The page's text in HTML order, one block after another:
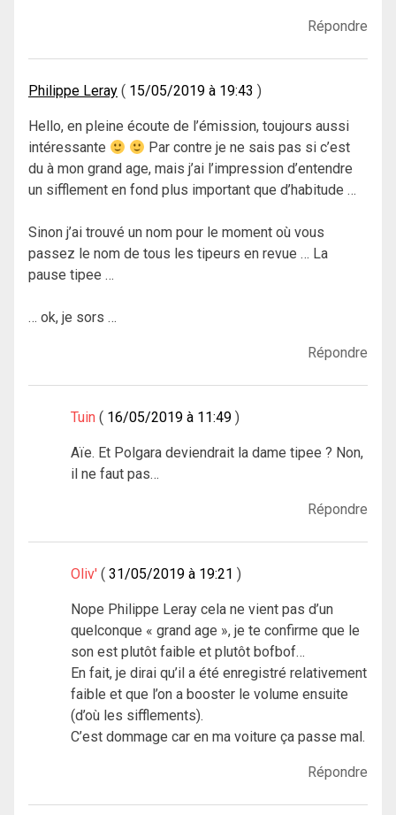
Répondre
Philippe Leray 15/05/2019 à 19:43
Hello, en pleine écoute de l’émission, toujours aussi
intéressante
Par contre je ne sais pas si c’est
du à mon grand age, mais j’ai l’impression d’entendre
un sifflement en fond plus important que d’habitude …
Sinon j’ai trouvé un nom pour le moment où vous
passez le nom de tous les tipeurs en revue … La
pause tipee …
… ok, je sors …
Répondre
Tuin 16/05/2019 à 11:49
Aïe. Et Polgara deviendrait la dame tipee ? Non,
il ne faut pas…
Répondre
Oliv' 31/05/2019 à 19:21
Nope Philippe Leray cela ne vient pas d’un
quelconque « grand age », je te confirme que le
son est plutôt faible et plutôt bofbof…
En fait, je dirai qu’il a été enregistré relativement
faible et que l’on a booster le volume ensuite
(d’où les sifflements).
C’est dommage car en ma voiture ça passe mal.
Répondre